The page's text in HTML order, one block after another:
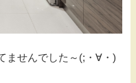
ませんでした～(;・∀・)